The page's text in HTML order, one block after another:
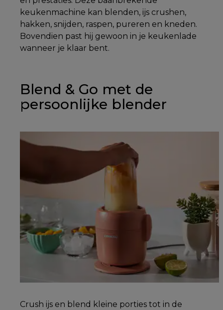
keukenmachine kan blenden, ijs crushen,
hakken, snijden, raspen, pureren en kneden.
Bovendien past hij gewoon in je keukenlade
wanneer je klaar bent.
Blend & Go met de
persoonlijke blender
Crush ijs en blend kleine porties tot in de